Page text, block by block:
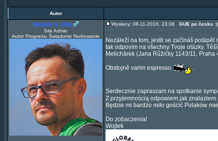
Autor
Wojtek A. Filip
Site Admin
Autor Programu Świadome Nurkowanie
Wysłany: 08-11-2016, 23:08 GUE po česku :)
Nezáleží na tom, jestli se začínáš
tak odpovím na všechny Tvoje otázky.
Melichárek (Jana Růžičky 1143/11,
Obstojně varim espresso .
Serdecznie zapraszam na spotkanie
Z przyjemnością odpowiem jak
Będzie mi bardzo miło gościć Polaków
Do zobaczenia!
Wojtek